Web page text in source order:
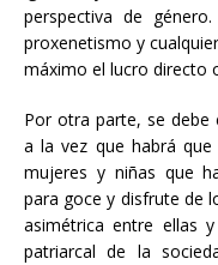
perspectiva de
proxenetismo y
máximo el lucro directo
Por otra parte, se
a la vez que habrá
mujeres y niñas que
para goce y disfrute de
asimétrica entre ellas
patriarcal de la